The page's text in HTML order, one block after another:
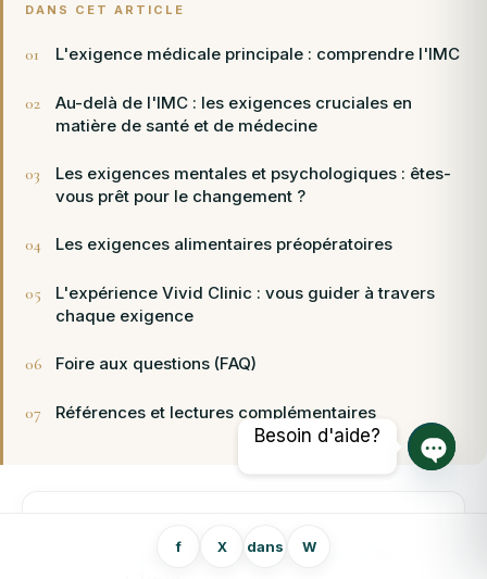
f X dans W
DANS CET ARTICLE
L'exigence médicale principale : comprendre l'IMC
Au-delà de l'IMC : les exigences cruciales en
matière de santé et de médecine
Les exigences mentales et psychologiques : êtes-
vous prêt pour le changement ?
Les exigences alimentaires préopératoires
L'expérience Vivid Clinic : vous guider à travers
chaque exigence
Foire aux questions (FAQ)
Références et lectures complémentaires
Conseil chirurgical de la Vivid
Besoin d'aide?